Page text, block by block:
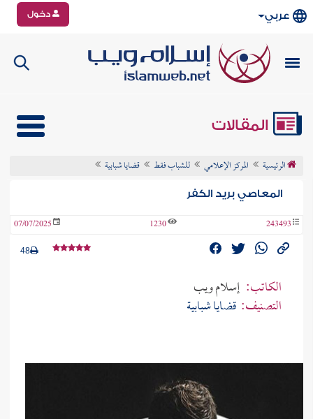
عربي دخول
المقالات
الرئيسية المركز الإعلامي للشباب فقط قضايا شبابية
المعاصي بريد الكفر
243493
1230
07/07/2025
48
الكاتب: إسلام ويب
التصنيف: قضايا شبابية